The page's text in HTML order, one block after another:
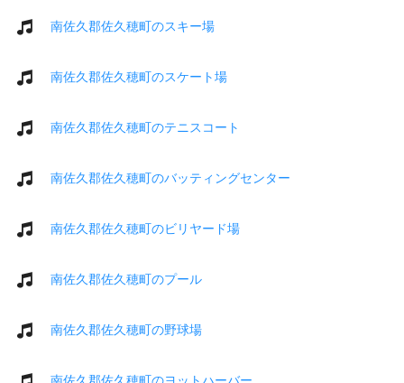
南佐久郡佐久穂町のスキー場
南佐久郡佐久穂町のスケート場
南佐久郡佐久穂町のテニスコート
南佐久郡佐久穂町のバッティングセンター
南佐久郡佐久穂町のビリヤード場
南佐久郡佐久穂町のプール
南佐久郡佐久穂町の野球場
南佐久郡佐久穂町のヨットハーバー